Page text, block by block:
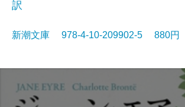
訳
新潮文庫 978-4-10-209902-5 880円